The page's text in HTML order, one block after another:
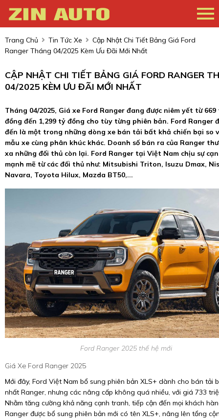
Trang Chủ Tin Tức Xe
Cập Nhật Chi Tiết Bảng Giá Ford
Ranger Tháng 04/2025 Kèm Ưu Đãi Mới Nhất
CẬP NHẬT CHI TIẾT BẢNG GIÁ FORD RANGER
04/2025 KÈM ƯU ĐÃI MỚI NHẤT
Tháng 04/2025, Giá xe Ford Ranger đang được niêm yết từ
đồng đến 1,299 tỷ đồng cho tùy từng phiên bản. Ford Ranger
đến là một trong những dòng xe bán tải bất khả chiến bại so
mẫu xe cùng phân khúc khác. Doanh số bán ra của Ranger
xa những đối thủ còn lại. Ford Ranger tại Việt Nam chịu sự
mạnh mẽ từ các đối thủ như: Mitsubishi Triton, Isuzu Dmax,
Navara, Toyota Hilux, Mazda BT50,...
Ford Ranger 2025 thế hệ mới
Giá Xe Ford Ranger 2025
Mới đây, Ford Việt Nam bổ sung phiên bản XLS+ dành cho bán tải
nhất Ranger, nhưng các nâng cấp không quá nhiều, với giá 733
Nhằm tăng cường khả năng cạnh tranh, tiếp cận đến mọi khách
Ranger được bổ sung phiên bản mới có tên XLS+, nâng lên tổng